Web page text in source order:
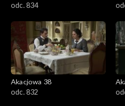
odc. 834
Akacjowa 38
odc. 832